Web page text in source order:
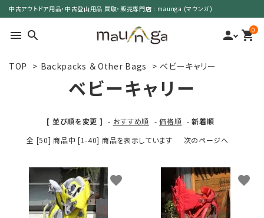
中古アウトドア用品・中古登山用品 買取・販売専門店 : maunga (マウンガ)
menu search person 0
shopping_cart
サイズで選ぶ
価格で選ぶ
TOP > Backpacks ＆ Other Bags > ベビーキャリー
ベビーキャリー
[ 並び順を変更 ] - おすすめ順 -価格順 -新着順
全 [50] 商品中 [1-40] 商品を表示しています
次のページへ
favorite favorite